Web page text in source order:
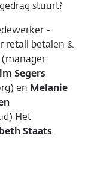
stuurt?
-
retail betalen &
(manager
Segers
en Melanie
Het
Staats.